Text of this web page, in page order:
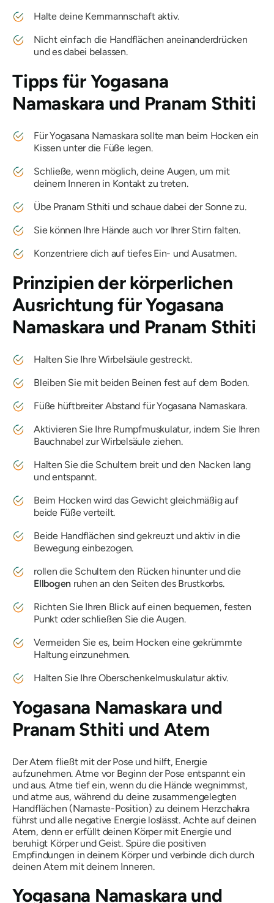
Halte deine Kernmannschaft aktiv.
Nicht einfach die Handflächen aneinanderdrücken
und es dabei belassen.
Tipps fürYogasana
Namaskara und Pranam Sthiti
Für Yogasana Namaskara sollte man beim Hocken ein
Kissen unter die Füße legen.
Schließe, wenn möglich, deine Augen, um mit
deinem Inneren in Kontakt zu treten.
Übe Pranam Sthiti und schaue dabei der Sonne zu.
Sie können Ihre Hände auch vor Ihrer Stirn falten.
Konzentriere dich auf tiefes Ein- und Ausatmen.
Prinzipien der körperlichen
Ausrichtung fürYogasana
Namaskara und Pranam Sthiti
Halten Sie Ihre Wirbelsäule gestreckt.
Bleiben Sie mit beiden Beinen fest auf dem Boden.
Füße hüftbreiter Abstand für Yogasana Namaskara.
Aktivieren Sie Ihre Rumpfmuskulatur, indem Sie Ihren
Bauchnabel zur Wirbelsäule ziehen.
Halten Sie die Schultern breit und den Nacken lang
und entspannt.
Beim Hocken wird das Gewicht gleichmäßig auf
beide Füße verteilt.
Beide Handflächen sind gekreuzt und aktiv in die
Bewegung einbezogen.
rollen die Schultern den Rücken hinunter und die
Ellbogen ruhen an den Seiten des Brustkorbs.
Richten Sie Ihren Blick auf einen bequemen, festen
Punkt oder schließen Sie die Augen.
Vermeiden Sie es, beim Hocken eine gekrümmte
Haltung einzunehmen.
Halten Sie Ihre Oberschenkelmuskulatur aktiv.
Yogasana Namaskara und
Pranam Sthiti und Atem
Der Atem fließt mit der Pose und hilft, Energie
aufzunehmen. Atme vor Beginn der Pose entspannt ein
und aus. Atme tief ein, wenn du die Hände wegnimmst,
und atme aus, während du deine zusammengelegten
Handflächen (Namaste-Position) zu deinem Herzchakra
führst und alle negative Energie loslässt. Achte auf deinen
Atem, denn er erfüllt deinen Körper mit Energie und
beruhigt Körper und Geist. Spüre die positiven
Empfindungen in deinem Körper und verbinde dich durch
deinen Atem mit deinem Inneren.
Yogasana Namaskara und